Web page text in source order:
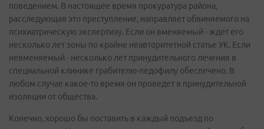
поведением. В настоящее время прокуратура района,
расследующая это преступление, направляет обвиняемого на
психиатрическую экспертизу. Если он вменяемый - ждет его
несколько лет зоны по крайне неавторитетной статье УК. Если
невменяемый - несколько лет принудительного лечения в
специальной клинике грабителю-педофилу обеспечено. В
любом случае какое-то время он проведет в принудительной
изоляции от общества.
Конечно, хорошо бы поставить в каждый подъезд по